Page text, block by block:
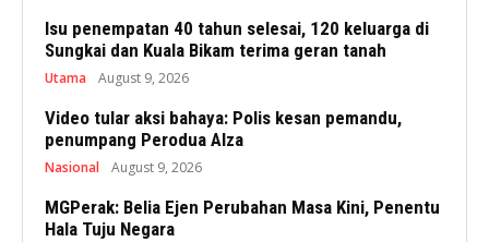
Isu penempatan 40 tahun selesai, 120 keluarga di
Sungkai dan Kuala Bikam terima geran tanah
Utama August 9, 2026
Video tular aksi bahaya: Polis kesan pemandu,
penumpang Perodua Alza
Nasional August 9, 2026
MGPerak: Belia Ejen Perubahan Masa Kini, Penentu
Hala Tuju Negara